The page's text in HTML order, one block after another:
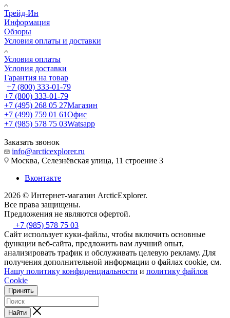
Трейд-Ин
Информация
Обзоры
Условия оплаты и доставки
Условия оплаты
Условия доставки
Гарантия на товар
+7 (800) 333-01-79
+7 (800) 333-01-79
+7 (495) 268 05 27Магазин
+7 (499) 759 01 61Офис
+7 (985) 578 75 03Watsapp
Заказать звонок
info@arcticexplorer.ru
Москва, Селезнёвская улица, 11 строение 3
Вконтакте
2026 © Интернет-магазин АrcticExplorer.
Все права защищены.
Предложения не являются офертой.
+7 (985) 578 75 03
Сайт использует куки-файлы, чтобы включить основные
функции веб-сайта, предложить вам лучший опыт,
анализировать трафик и обслуживать целевую рекламу. Для
получения дополнительной информации о файлах cookie, см.
Нашу политику конфиденциальности и политику файлов
Cookie
Принять
Найти